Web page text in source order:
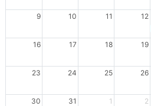
9 10 11 12
16 17 18 19
23 24 25 26
30 31 1 2